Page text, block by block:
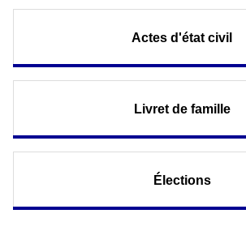
Actes d'état civil
Livret de famille
Élections